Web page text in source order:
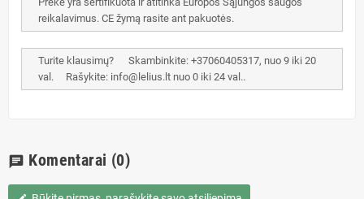
reikalavimus. CE žymą rasite ant pakuotės.
Turite klausimų? Skambinkite: +37060405317, nuo 9 iki 20
val. Rašykite: info@lelius.lt nuo 0 iki 24 val..
chat Komentarai (0)